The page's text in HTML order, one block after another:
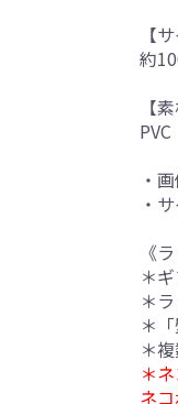
【
約
【
PVC
・
・
《
＊
＊
＊
＊
＊
ネ